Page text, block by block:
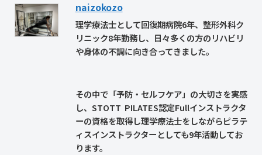
naizokozo
理学療法士として回復期病院6年、整形外科ク
リニック8年勤務し、日々多くの方のリハビリ
や身体の不調に向き合ってきました。
その中で「予防・セルフケア」の大切さを実感
し、STOTT PILATES認定Fullインストラクタ
ーの資格を取得し理学療法士をしながらピラテ
ィスインストラクターとしても9年活動してお
ります。